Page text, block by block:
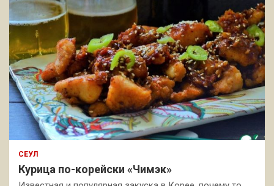
СЕУЛ
Курица по-корейски «Чимэк»